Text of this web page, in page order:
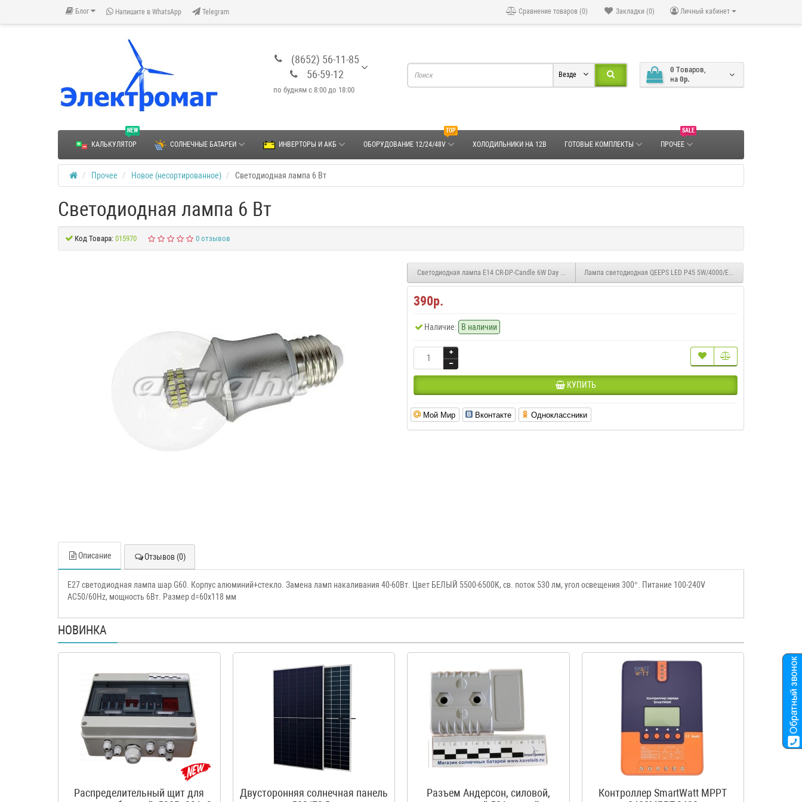
Блог Напишите в WhatsApp Telegram Личный кабинет
Закладки (0)
Сравнение товаров (0)
(8652) 56-11-85
56-59-12
по будням с 8:00 до 18:00
0 Tоваров,
на 0р.
Везде
NEW
КАЛЬКУЛЯТОР СОЛНЕЧНЫЕ БАТАРЕИ ИНВЕРТОРЫ И АКБ
TOP
ОБОРУДОВАНИЕ 12/24/48V ХОЛОДИЛЬНИКИ НА 12В ГОТОВЫЕ КОМПЛЕКТЫ
SALE
ПРОЧЕЕ
Прочее Новое (несортированное) Светодиодная лампа 6 Вт
Светодиодная лампа 6 Вт
Код Товара: 015970 0 отзывов
Светодиодная лампа E14 CR-DP-Candle 6W Day White 220VЛампа светодиодная QEEPS LED P45 5W/4000/E27 220-240V
390р.
Наличие: В наличии
КУПИТЬ
Мой Мир Вконтакте Одноклассники
Описание Отзывов (0)
Е27 светодиодная лампа шар G60. Корпус алюминий+стекло. Замена ламп накаливания 40-60Вт. Цвет БЕЛЫЙ 5500-6500K, св. поток 530 лм, угол освещения 300°. Питание 100-240V
AC50/60Hz, мощность 6Вт. Размер d=60х118 мм
НОВИНКА
Распределительный щит для
Двусторонняя солнечная панель
Разъем Андерсон, силовой,
Контроллер SmartWatt MPPT